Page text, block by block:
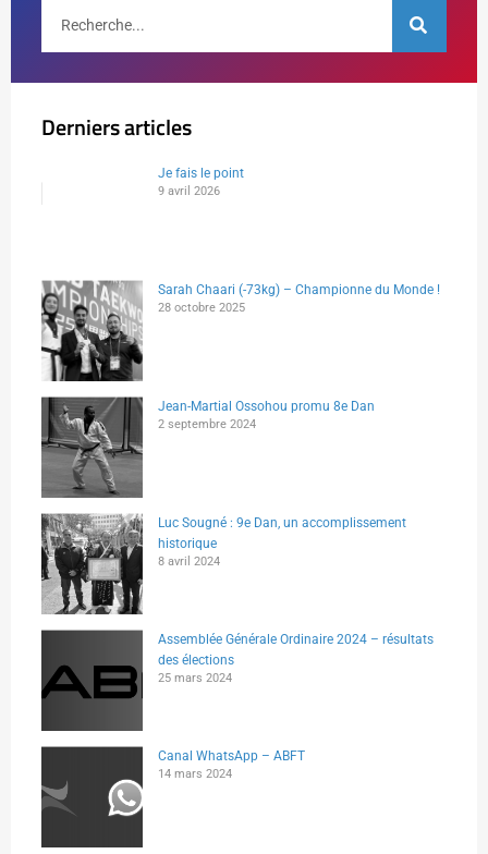
Derniers articles
Je fais le point
9 avril 2026
Sarah Chaari (-73kg) – Championne du Monde !
28 octobre 2025
Jean-Martial Ossohou promu 8e Dan
2 septembre 2024
Luc Sougné : 9e Dan, un accomplissement
historique
8 avril 2024
Assemblée Générale Ordinaire 2024 – résultats
des élections
25 mars 2024
Canal WhatsApp – ABFT
14 mars 2024